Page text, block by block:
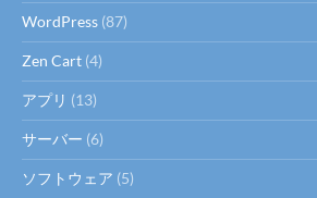
WordPress (87)
Zen Cart (4)
アプリ (13)
サーバー (6)
ソフトウェア (5)